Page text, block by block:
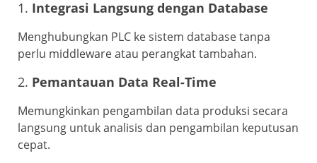
1. Integrasi Langsung dengan Database
Menghubungkan PLC ke sistem database tanpa
perlu middleware atau perangkat tambahan.
2. Pemantauan Data Real-Time
Memungkinkan pengambilan data produksi secara
langsung untuk analisis dan pengambilan keputusan
cepat.